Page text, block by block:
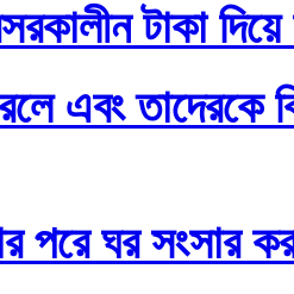
টাকা
এবং তাদেরকে
পরে ঘর সংসার